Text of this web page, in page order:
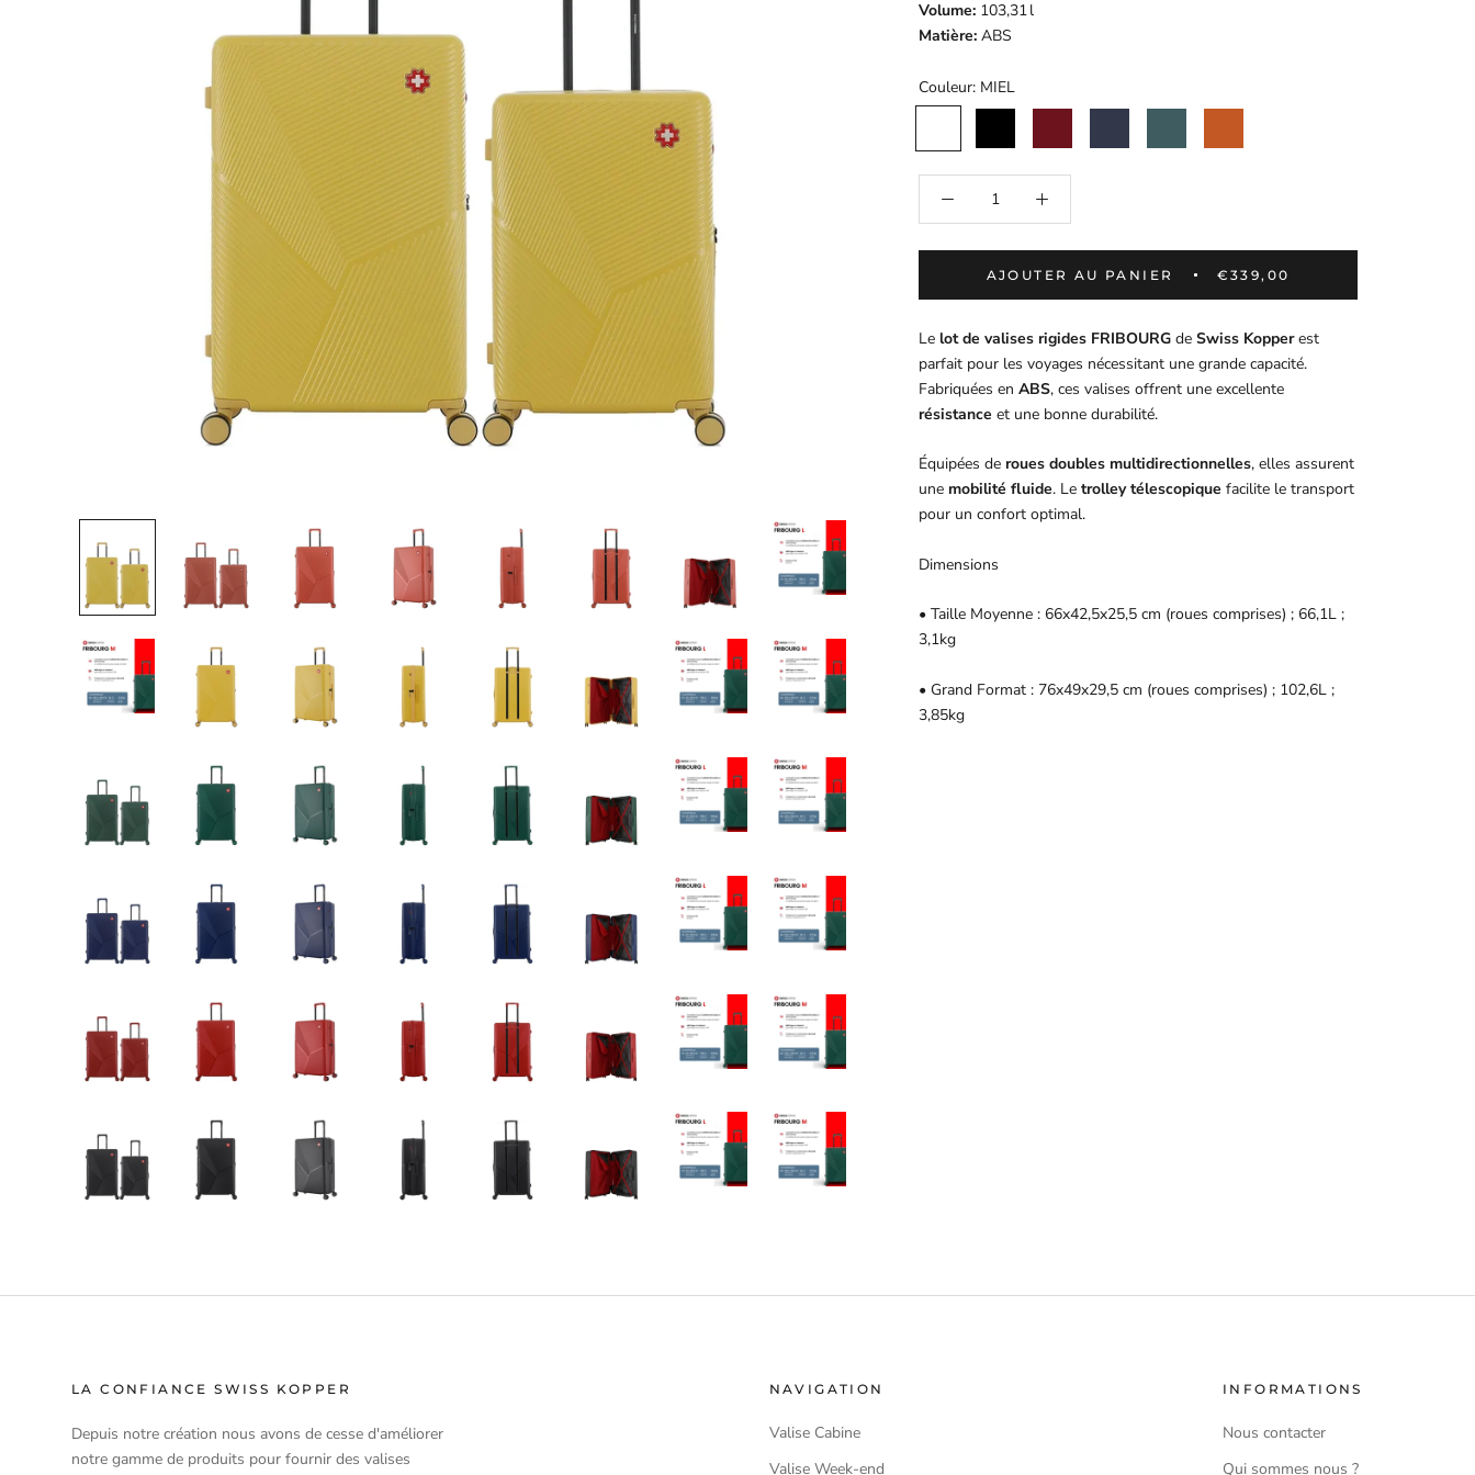
Volume: 103,31 l
Matière: ABS
Couleur: MIEL
FONCE
FONCE
AJOUTER AU PANIER €339,00
Le lot de valises rigides FRIBOURG de Swiss Kopperest
parfait pour les voyages nécessitant une grande capacité.
Fabriquées en ABS, ces valises offrent une excellente
résistance et une bonne durabilité.
Équipées de roues doubles multidirectionnelles, elles assurent
une mobilité fluide. Le trolley télescopique facilite le transport
pour un confort optimal.
Dimensions
• Taille Moyenne : 66x42,5x25,5 cm (roues comprises) ; 66,1L ;
3,1kg
• Grand Format : 76x49x29,5 cm (roues comprises) ; 102,6L ;
3,85kg
LA CONFIANCE SWISS KOPPER
Depuis notre création nous avons de cesse d'améliorer
notre gamme de produits pour fournir des valises
NAVIGATION
Valise Cabine
Valise Week-end
INFORMATIONS
Nous contacter
Qui sommes nous ?